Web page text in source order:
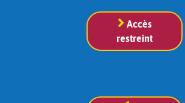
Accès
restreint